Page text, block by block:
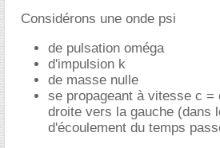
Considérons une onde psi
de pulsation oméga
d'impulsion k
de masse nulle
se propageant à vitesse c =
droite vers la gauche (dans
d'écoulement du temps